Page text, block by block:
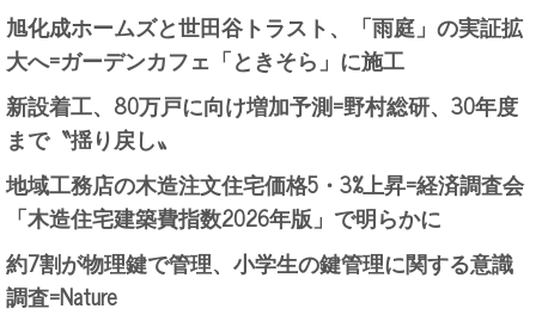
旭化成ホームズと世田谷トラスト、「雨庭」の実証拡
大へ=ガーデンカフェ「ときそら」に施工
新設着工、80万戸に向け増加予測=野村総研、30年度
まで〝揺り戻し〟
地域工務店の木造注文住宅価格5・3%上昇=経済調査会
「木造住宅建築費指数2026年版」で明らかに
約7割が物理鍵で管理、小学生の鍵管理に関する意識
調査=Nature